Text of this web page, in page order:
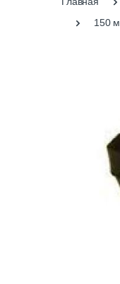
150